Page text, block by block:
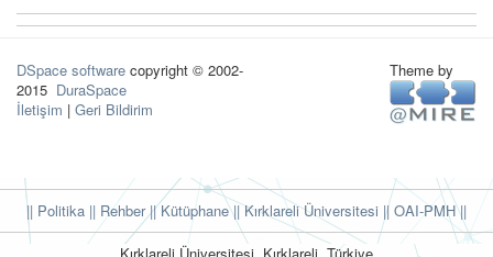
DSpace software copyright © 2002-
2015 DuraSpace
İletişim | Geri Bildirim
Theme by
|| Politika || Rehber|| Kütüphane|| Kırklareli Üniversitesi || OAI-PMH ||